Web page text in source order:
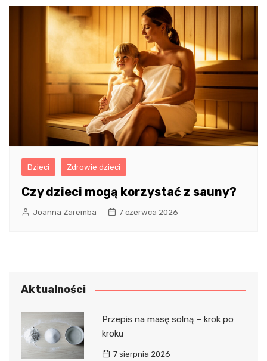
Dzieci Zdrowie dzieci
Czy dzieci mogą korzystać z sauny?
Joanna Zaremba 7 czerwca 2026
Aktualności
Przepis na masę solną – krok po
kroku
7 sierpnia 2026